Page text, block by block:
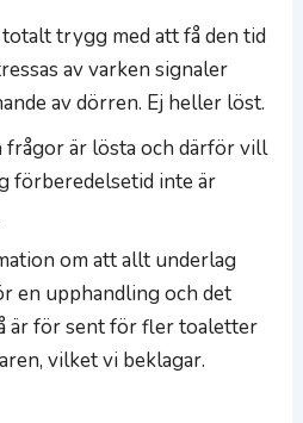
trygg med att få den tid
av varken signaler
av dörren. Ej heller löst.
frågor är lösta och därför vill
förberedelsetid inte är
om att allt underlag
en upphandling och det
är för sent för fler toaletter
vilket vi beklagar.